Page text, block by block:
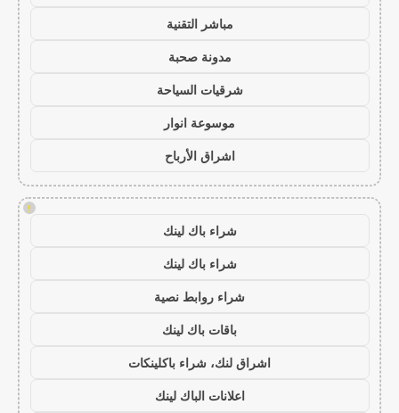
مباشر التقنية
مدونة صحبة
شرقيات السياحة
موسوعة انوار
اشراق الأرباح
!
شراء باك لينك
شراء باك لينك
شراء روابط نصية
باقات باك لينك
اشراق لنك، شراء باكلينكات
اعلانات الباك لينك